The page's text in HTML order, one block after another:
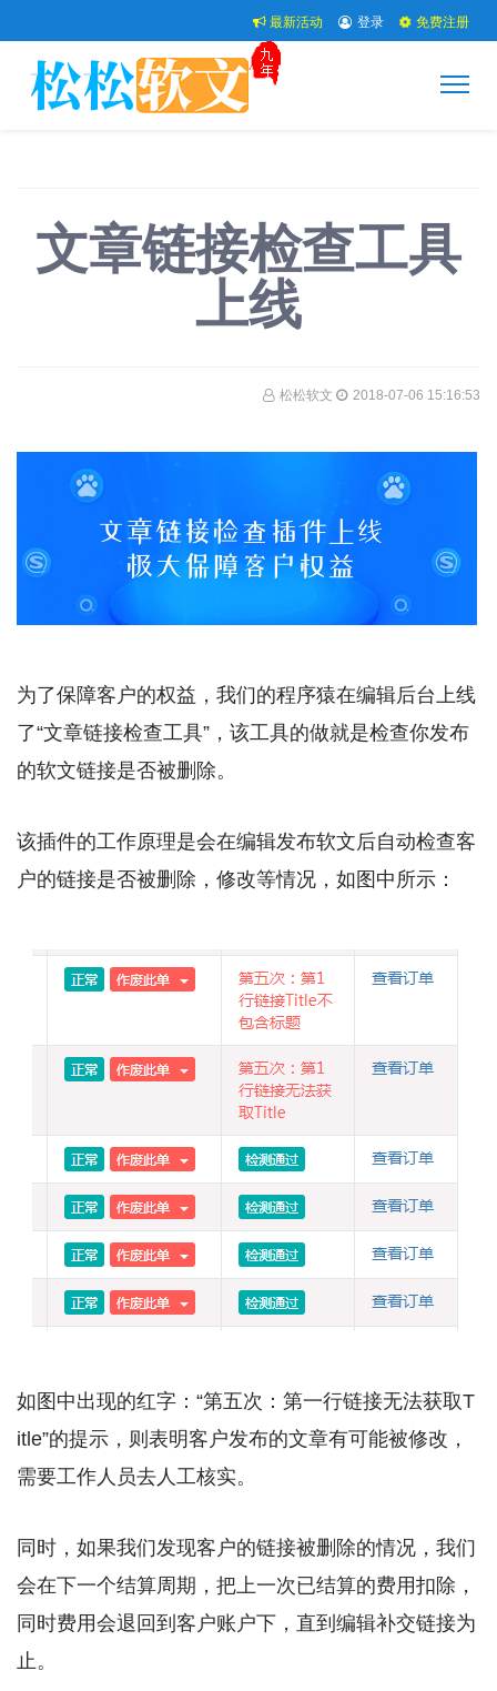
最新活动 登录 免费注册
文章链接检查工具
上线
松松软文 2018-07-06 15:16:53
为了保障客户的权益，我们的程序猿在编辑后台上线
了“文章链接检查工具”，该工具的做就是检查你发布
的软文链接是否被删除。
该插件的工作原理是会在编辑发布软文后自动检查客
户的链接是否被删除，修改等情况，如图中所示：
如图中出现的红字：“第五次：第一行链接无法获取T
itle”的提示，则表明客户发布的文章有可能被修改，
需要工作人员去人工核实。
同时，如果我们发现客户的链接被删除的情况，我们
会在下一个结算周期，把上一次已结算的费用扣除，
同时费用会退回到客户账户下，直到编辑补交链接为
止。